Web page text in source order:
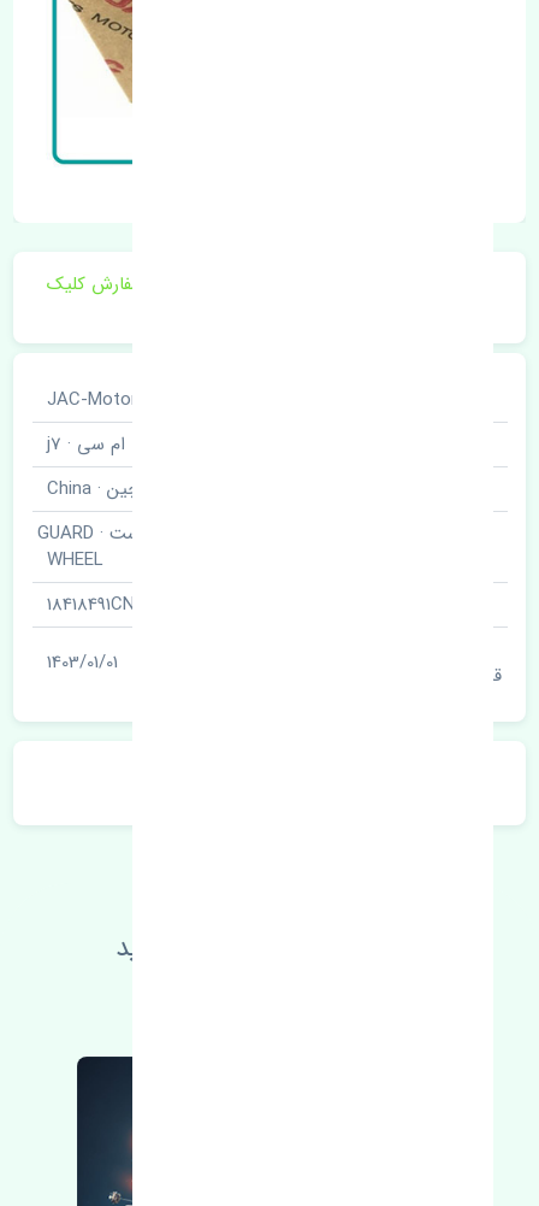
برای اطلاع از موجودی و قیمت به روز روی ثبت سفارش کلیک
کی ام سی · j7
چین · China
گل پخش کن جلو راست · GUARD
WHEEL
18418491CN
قیمت
1403/01/01
اطلاعات فنی خود را بالا ببرید